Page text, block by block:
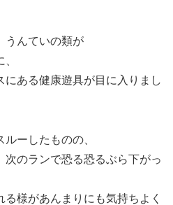
うんていの類が
にある健康遊具が目に入りまし
ーしたものの、
のランで恐る恐るぶら下がっ
様があんまりにも気持ちよく